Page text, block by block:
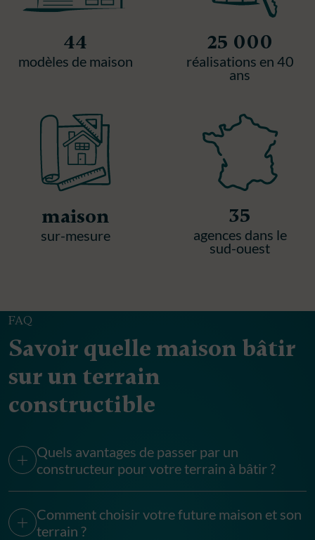
44
modèles de maison
25 000
réalisations en 40
ans
maison
sur-mesure
35
agences dans le
sud-ouest
FAQ
Savoir quelle maison bâtir
sur un terrain
constructible
Quels avantages de passer par un
constructeur pour votre terrain à bâtir ?
Comment choisir votre future maison et son
terrain ?